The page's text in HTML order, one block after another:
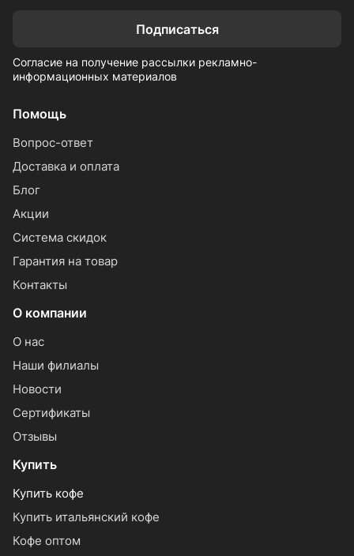
Подписаться
Согласие на получение рассылки рекламно-
информационных материалов
Помощь
Вопрос-ответ
Доставка и оплата
Блог
Акции
Система скидок
Гарантия на товар
Контакты
О компании
О нас
Наши филиалы
Новости
Сертификаты
Отзывы
Купить
Купить кофе
Купить итальянский кофе
Кофе оптом